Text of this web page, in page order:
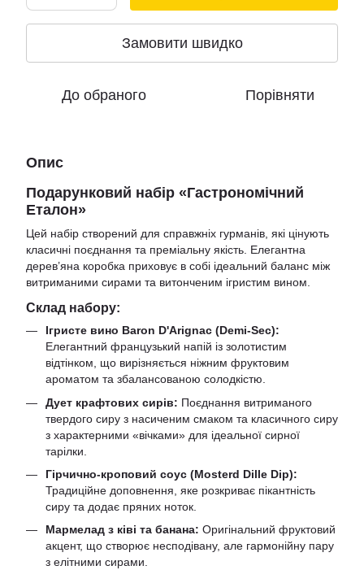
Замовити швидко
До обраного Порівняти
Опис
Подарунковий набір «Гастрономічний
Еталон»
Цей набір створений для справжніх гурманів, які цінують
класичні поєднання та преміальну якість. Елегантна
дерев’яна коробка приховує в собі ідеальний баланс між
витриманими сирами та витонченим ігристим вином.
Склад набору:
Ігристе вино Baron D'Arignac (Demi-Sec):
Елегантний французький напій із золотистим
відтінком, що вирізняється ніжним фруктовим
ароматом та збалансованою солодкістю.
Дует крафтових сирів: Поєднання витриманого
твердого сиру з насиченим смаком та класичного сиру
з характерними «вічками» для ідеальної сирної
тарілки.
Гірчично-кроповий соус (Mosterd Dille Dip):
Традиційне доповнення, яке розкриває пікантність
сиру та додає пряних ноток.
Мармелад з ківі та банана: Оригінальний фруктовий
акцент, що створює несподівану, але гармонійну пару
з елітними сирами.